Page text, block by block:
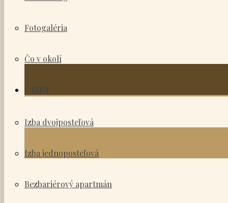
Fotogaléria
Čo v okolí
IZBY
Izba dvojposteľová
Izba jednoposteľová
Bezbariérový apartmán